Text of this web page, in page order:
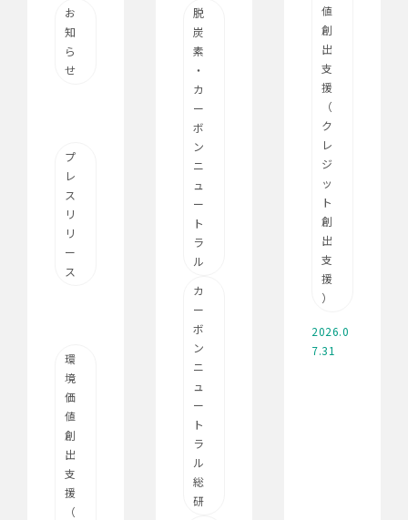
お
知
ら
せ
プ
レ
ス
リ
リ
ー
ス
環
境
価
値
創
出
支
援
（
脱
炭
素
・
カ
ー
ボ
ン
ニ
ュ
ー
ト
ラ
ル
カ
ー
ボ
ン
ニ
ュ
ー
ト
ラ
ル
総
研
値
創
出
支
援
（
ク
レ
ジ
ッ
ト
創
出
支
援
）
2026.0
7.31